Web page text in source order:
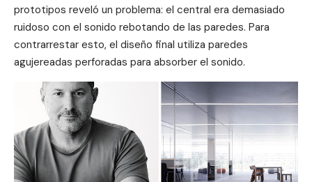
prototipos reveló un problema: el central era demasiado
ruidoso con el sonido rebotando de las paredes. Para
contrarrestar esto, el diseño final utiliza paredes
agujereadas perforadas para absorber el sonido.